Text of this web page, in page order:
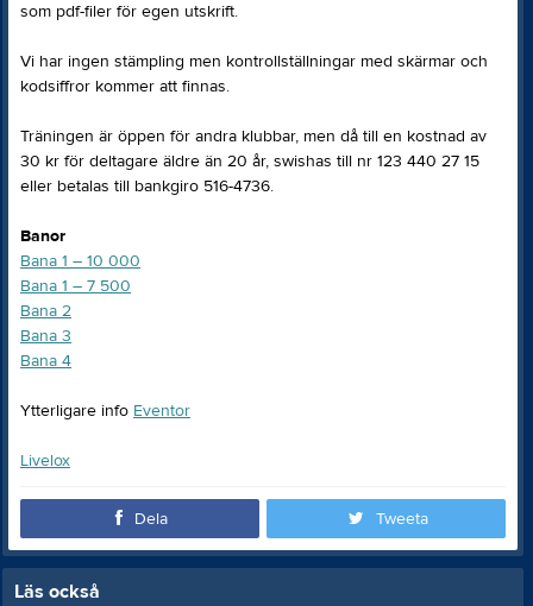
som pdf-filer för egen utskrift.
Vi har ingen stämpling men kontrollställningar med skärmar och
kodsiffror kommer att finnas.
Träningen är öppen för andra klubbar, men då till en kostnad av
30 kr för deltagare äldre än 20 år, swishas till nr 123 440 27 15
eller betalas till bankgiro 516-4736.
Banor
Bana 1 – 10 000
Bana 1 – 7 500
Bana 2
Bana 3
Bana 4
Ytterligare info Eventor
Livelox
Dela Tweeta
Läs också